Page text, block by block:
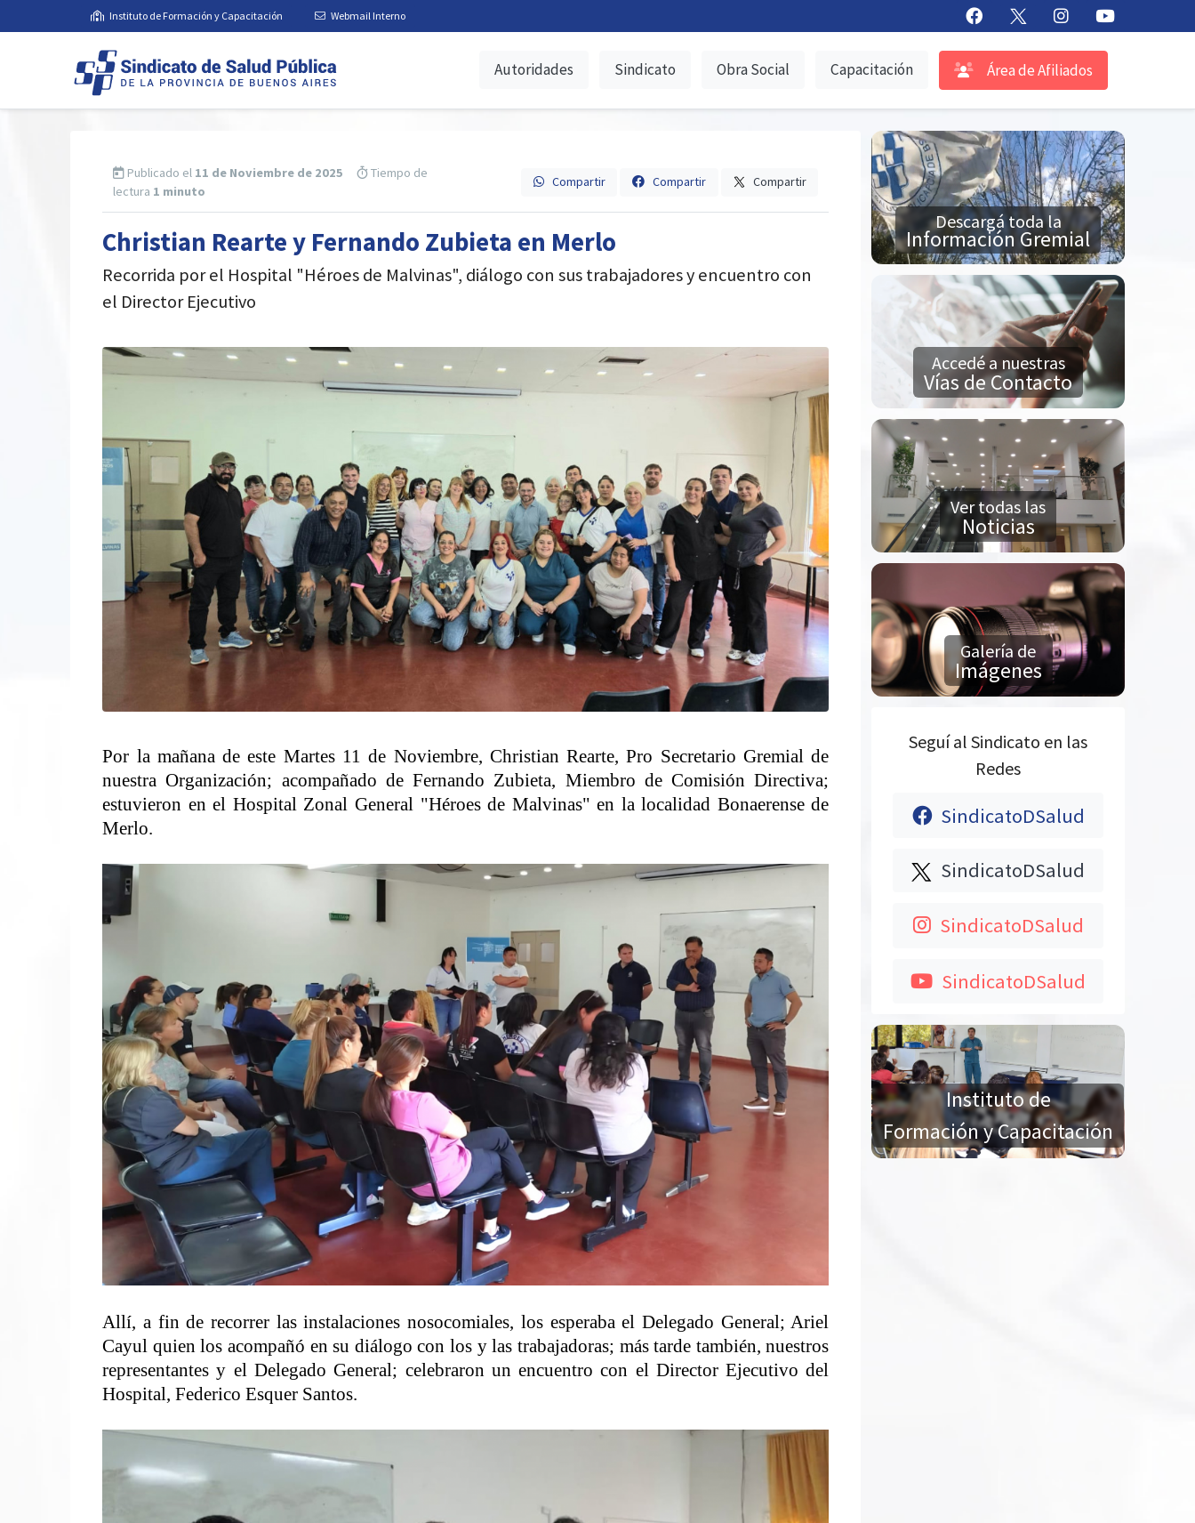
Instituto de Formación y Capacitación Webmail Interno
Autoridades Sindicato Obra Social Capacitación Área de Afiliados
Publicado el 11 de Noviembre de 2025
Tiempo de
lectura 1 minuto
Compartir Compartir Compartir
Christian Rearte y Fernando Zubieta en Merlo
Recorrida por el Hospital "Héroes de Malvinas", diálogo con sus trabajadores y encuentro con
el Director Ejecutivo
Por la mañana de este Martes 11 de Noviembre, Christian Rearte, Pro Secretario Gremial de
nuestra Organización; acompañado de Fernando Zubieta, Miembro de Comisión Directiva;
estuvieron en el Hospital Zonal General "Héroes de Malvinas" en la localidad Bonaerense de
Merlo.
Allí, a fin de recorrer las instalaciones nosocomiales, los esperaba el Delegado General; Ariel
Cayul quien los acompañó en su diálogo con los y las trabajadoras; más tarde también, nuestros
representantes y el Delegado General; celebraron un encuentro con el Director Ejecutivo del
Hospital, Federico Esquer Santos.
Descargá toda la
Información Gremial
Accedé a nuestras
Vías de Contacto
Ver todas las
Noticias
Galería de
Imágenes
Seguí al Sindicato en las
Redes
SindicatoDSalud
SindicatoDSalud
SindicatoDSalud
SindicatoDSalud
Instituto de
Formación y Capacitación